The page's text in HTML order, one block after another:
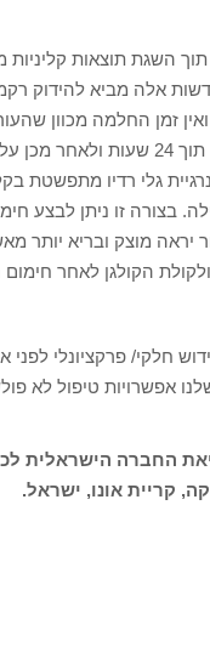
השגת תוצאות
אלה מביא להידוק
זמן החלמה מכוון
וניתן לכסות אותו עם איפור. האדמומיות
גלי רדיו מתפשטת
בצורה זו ניתן לבצע
מוצק ובריא יותר
הקולגן לאחר
חלקי/ פרקציונלי
אפשרויות טיפול לא
החברה הישראלית
קריית אונו, ישראל.